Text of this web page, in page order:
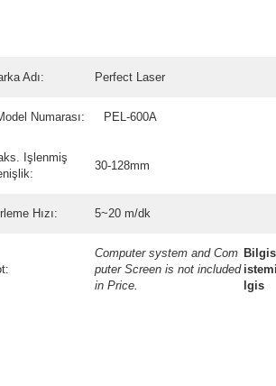
Adı: Perfect Laser
Numarası: PEL-600A
Işlenmiş
30-128mm
Hızı: 5~20 m/dk
Computer system and Com
puter Screen is not included
in Price.
lgis